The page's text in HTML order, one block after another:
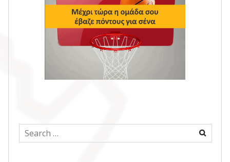
Search
for: